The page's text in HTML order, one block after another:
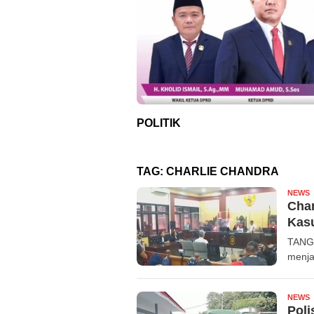
POLITIK
TAG: CHARLIE CHANDRA
NEWS
NEWS